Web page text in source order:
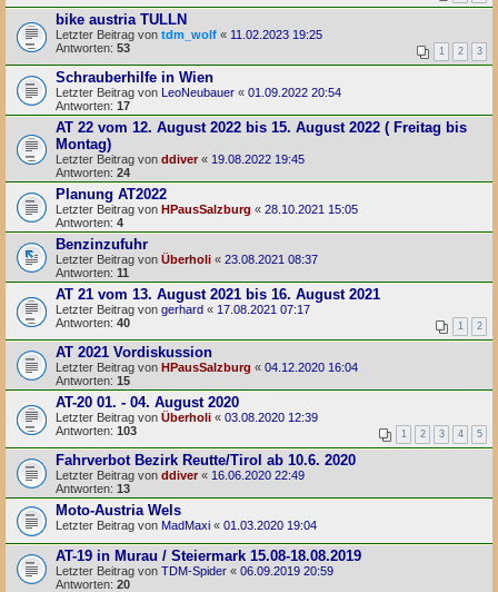
bike austria TULLN
Letzter Beitrag von tdm_wolf « 11.02.2023 19:25
Antworten: 53 1 2 3
Schrauberhilfe in Wien
Letzter Beitrag von LeoNeubauer « 01.09.2022 20:54
Antworten: 17
AT 22 vom 12. August 2022 bis 15. August 2022 ( Freitag bis
Montag)
Letzter Beitrag von ddiver « 19.08.2022 19:45
Antworten: 24
Planung AT2022
Letzter Beitrag von HPausSalzburg « 28.10.2021 15:05
Antworten: 4
Benzinzufuhr
Letzter Beitrag von Überholi « 23.08.2021 08:37
Antworten: 11
AT 21 vom 13. August 2021 bis 16. August 2021
Letzter Beitrag von gerhard « 17.08.2021 07:17
Antworten: 40 1 2
AT 2021 Vordiskussion
Letzter Beitrag von HPausSalzburg « 04.12.2020 16:04
Antworten: 15
AT-20 01. - 04. August 2020
Letzter Beitrag von Überholi « 03.08.2020 12:39
Antworten: 103 1 2 3 4 5
Fahrverbot Bezirk Reutte/Tirol ab 10.6. 2020
Letzter Beitrag von ddiver « 16.06.2020 22:49
Antworten: 13
Moto-Austria Wels
Letzter Beitrag von MadMaxi « 01.03.2020 19:04
AT-19 in Murau / Steiermark 15.08-18.08.2019
Letzter Beitrag von TDM-Spider « 06.09.2019 20:59
Antworten: 20